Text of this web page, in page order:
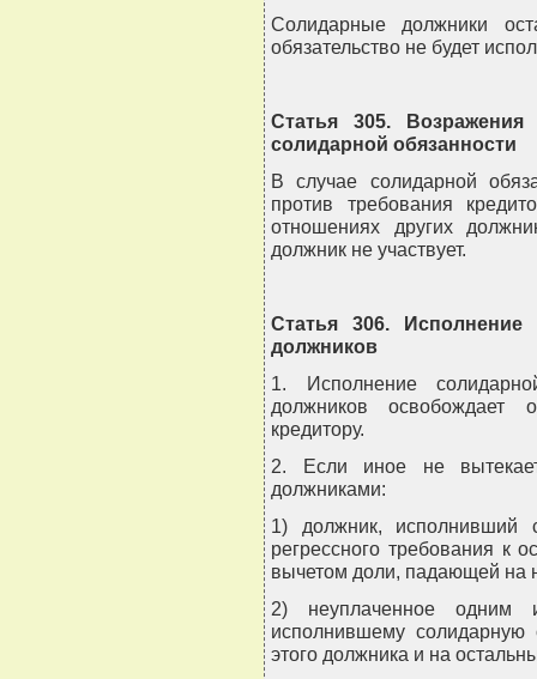
Солидарные должники
обязательство не будет
Статья 305.
солидарной обязанности
В случае солидарной
против требования
отношениях других
должник не участвует.
Статья 306.
должников
1. Исполнение
должников освобождает
кредитору.
2. Если иное не
должниками:
1) должник, исполнивший
регрессного требования к
вычетом доли, падающей на
2) неуплаченное одним
исполнившему солидарную
этого должника и на